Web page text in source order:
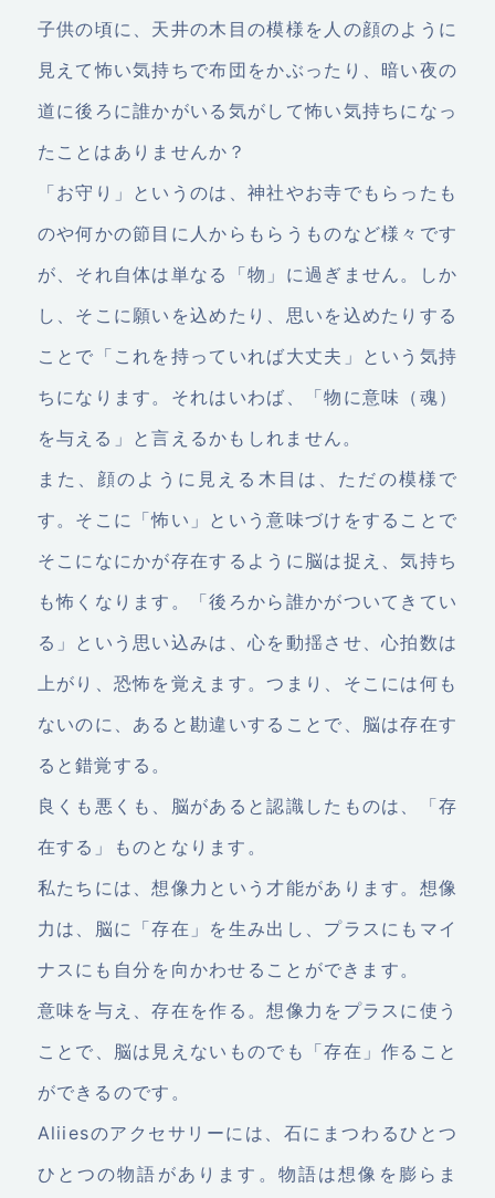
子供の頃に、天井の木目の模様を人の顔のように
見えて怖い気持ちで布団をかぶったり、暗い夜の
道に後ろに誰かがいる気がして怖い気持ちになっ
たことはありませんか？
「お守り」というのは、神社やお寺でもらったも
のや何かの節目に人からもらうものなど様々です
が、それ自体は単なる「物」に過ぎません。しか
し、そこに願いを込めたり、思いを込めたりする
ことで「これを持っていれば大丈夫」という気持
ちになります。それはいわば、「物に意味（魂）
を与える」と言えるかもしれません。
また、顔のように見える木目は、ただの模様で
す。そこに「怖い」という意味づけをすることで
そこになにかが存在するように脳は捉え、気持ち
も怖くなります。「後ろから誰かがついてきてい
る」という思い込みは、心を動揺させ、心拍数は
上がり、恐怖を覚えます。つまり、そこには何も
ないのに、あると勘違いすることで、脳は存在す
ると錯覚する。
良くも悪くも、脳があると認識したものは、「存
在する」ものとなります。
私たちには、想像力という才能があります。想像
力は、脳に「存在」を生み出し、プラスにもマイ
ナスにも自分を向かわせることができます。
意味を与え、存在を作る。想像力をプラスに使う
ことで、脳は見えないものでも「存在」作ること
ができるのです。
Aliiesのアクセサリーには、石にまつわるひとつ
ひとつの物語があります。物語は想像を膨らま